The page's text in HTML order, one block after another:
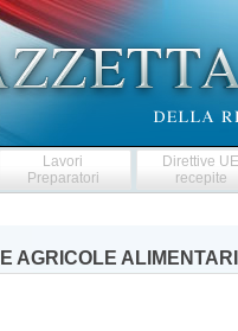
Lavori
Preparatori
Direttive
recepite
AGRICOLE